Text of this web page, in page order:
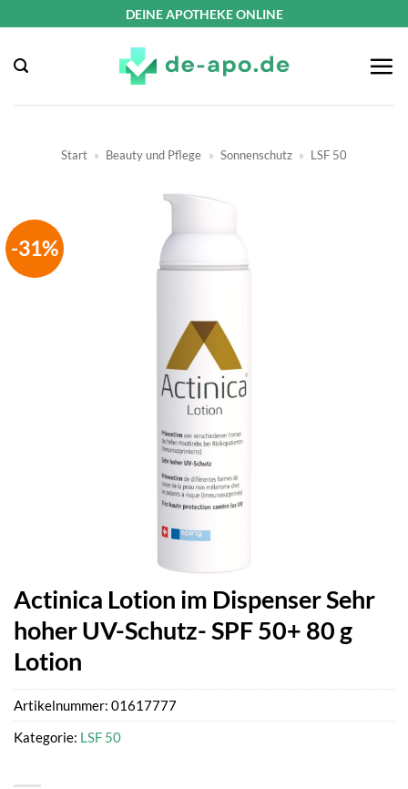
springen
DEINE APOTHEKE ONLINE
Start » Beauty und Pflege » Sonnenschutz » LSF 50
-31%
Actinica Lotion im Dispenser Sehr
hoher UV-Schutz- SPF 50+ 80 g
Lotion
Artikelnummer: 01617777
Kategorie: LSF 50